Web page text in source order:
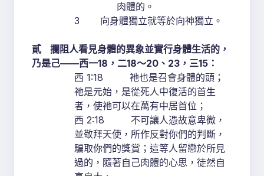
肉體的。
3 向身體獨立就等於向神獨立。
貳
攔阻人看見身體的異象並實行身體生活的，
乃是己——西一18 ，二18～20 、 23 ，三15 ：
西 1:18 祂也是召會身體的頭；
祂是元始，是從死人中復活的首生
者，使祂可以在萬有中居首位；
西 2:18 不可讓人憑故意卑微，
並敬拜天使，所作反對你們的判斷，
騙取你們的獎賞；這等人留戀於所見
過的，隨著自己肉體的心思，徒然自